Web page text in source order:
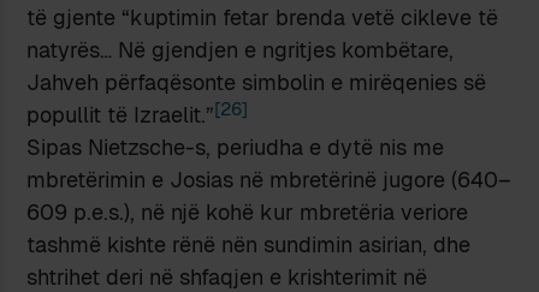
të gjente “kuptimin fetar brenda vetë cikleve të
natyrës… Në gjendjen e ngritjes kombëtare,
Jahveh përfaqësonte simbolin e mirëqenies së
popullit të Izraelit.”[26]
Sipas Nietzsche-s, periudha e dytë nis me
mbretërimin e Josias në mbretërinë jugore (640–
609 p.e.s.), në një kohë kur mbretëria veriore
tashmë kishte rënë nën sundimin asirian, dhe
shtrihet deri në shfaqjen e krishterimit në